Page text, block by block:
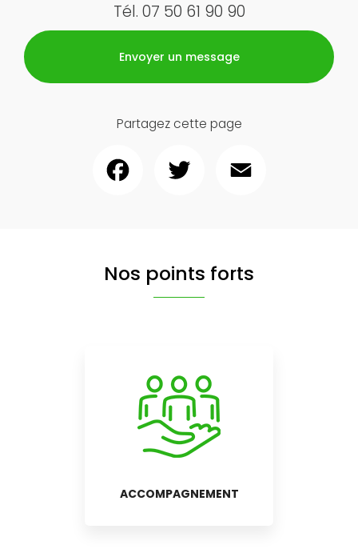
Tél. 07 50 61 90 90
Envoyer un message
Partagez cette page
Nos points forts
ACCOMPAGNEMENT